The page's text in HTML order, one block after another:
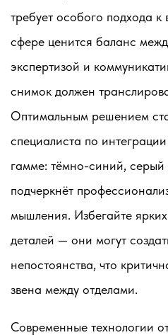
требует особого подхода к
сфере ценится баланс
экспертизой и
снимок должен
Оптимальным решением
специалиста по
гамме: тёмно-синий,
подчеркнёт
мышления. Избегайте
деталей — они могут
непостоянства, что
звена между отделами.
Современные технологии